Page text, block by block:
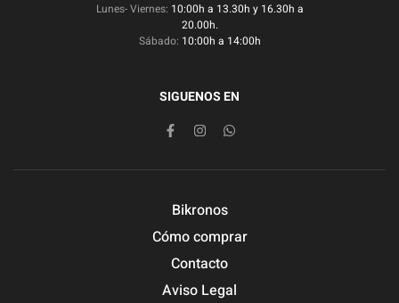
Lunes- Viernes: 10:00h a 13.30h y 16.30h a
20.00h.
Sábado: 10:00h a 14:00h
SIGUENOS EN
Bikronos
Cómo comprar
Contacto
Aviso Legal